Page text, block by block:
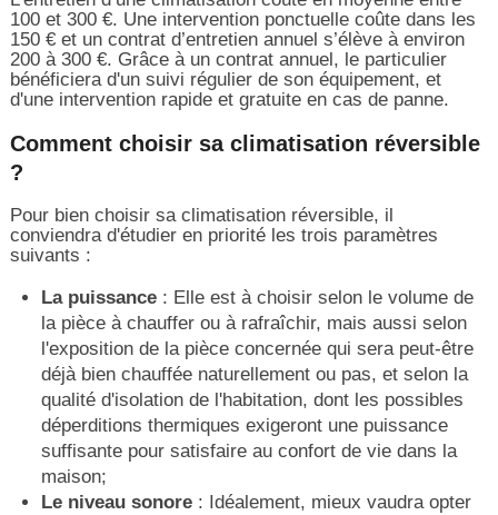
100 et 300 €. Une intervention ponctuelle coûte dans les
150 € et un contrat d’entretien annuel s’élève à environ
200 à 300 €. Grâce à un contrat annuel, le particulier
bénéficiera d'un suivi régulier de son équipement, et
d'une intervention rapide et gratuite en cas de panne.
Comment choisir sa climatisation réversible
?
Pour bien choisir sa climatisation réversible, il
conviendra d'étudier en priorité les trois paramètres
suivants :
La puissance: Elle est à choisir selon le volume de
la pièce à chauffer ou à rafraîchir, mais aussi selon
l'exposition de la pièce concernée qui sera peut-être
déjà bien chauffée naturellement ou pas, et selon la
qualité d'isolation de l'habitation, dont les possibles
déperditions thermiques exigeront une puissance
suffisante pour satisfaire au confort de vie dans la
maison;
Le niveau sonore: Idéalement, mieux vaudra opter